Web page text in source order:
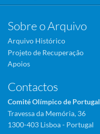
Sobre o Arquivo
Arquivo Histórico
Projeto de Recuperação
Apoios
Contactos
Comité Olímpico de Portugal
Travessa da Memória, 36
1300-403 Lisboa - Portugal